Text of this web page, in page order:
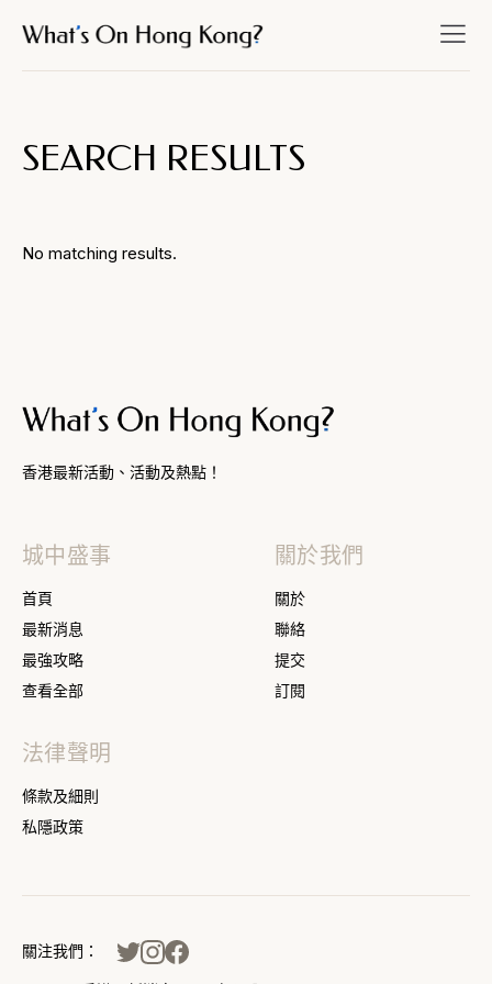
SEARCH RESULTS
No matching results.
香港最新活動、活動及熱點！
城中盛事
首頁
最新消息
最強攻略
查看全部
關於我們
關於
聯絡
提交
訂閱
法律聲明
條款及細則
私隱政策
關注我們：